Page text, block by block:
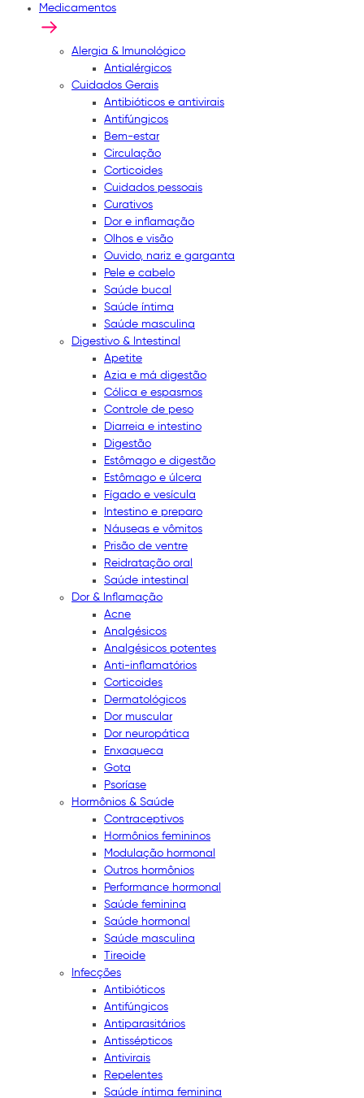
Medicamentos
Alergia & Imunológico
Antialérgicos
Cuidados Gerais
Antibióticos e antivirais
Antifúngicos
Bem-estar
Circulação
Corticoides
Cuidados pessoais
Curativos
Dor e inflamação
Olhos e visão
Ouvido, nariz e garganta
Pele e cabelo
Saúde bucal
Saúde íntima
Saúde masculina
Digestivo & Intestinal
Apetite
Azia e má digestão
Cólica e espasmos
Controle de peso
Diarreia e intestino
Digestão
Estômago e digestão
Estômago e úlcera
Fígado e vesícula
Intestino e preparo
Náuseas e vômitos
Prisão de ventre
Reidratação oral
Saúde intestinal
Dor & Inflamação
Acne
Analgésicos
Analgésicos potentes
Anti-inflamatórios
Corticoides
Dermatológicos
Dor muscular
Dor neuropática
Enxaqueca
Gota
Psoríase
Hormônios & Saúde
Contraceptivos
Hormônios femininos
Modulação hormonal
Outros hormônios
Performance hormonal
Saúde feminina
Saúde hormonal
Saúde masculina
Tireoide
Infecções
Antibióticos
Antifúngicos
Antiparasitários
Antissépticos
Antivirais
Repelentes
Saúde íntima feminina